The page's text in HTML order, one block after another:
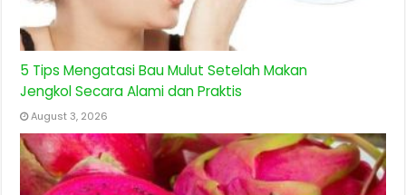
5 Tips Mengatasi Bau Mulut Setelah Makan
Jengkol Secara Alami dan Praktis
August 3, 2026